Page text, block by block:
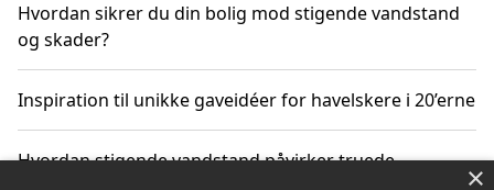
Hvordan sikrer du din bolig mod stigende vandstand
og skader?
Inspiration til unikke gaveidéer for havelskere i 20’erne
Hvordan stigende vandstand påvirker truede
×